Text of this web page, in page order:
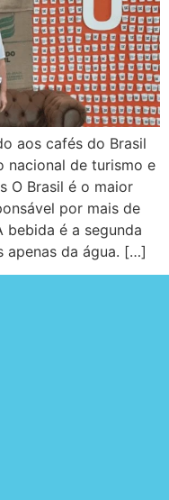
aos cafés do Brasil
nacional de turismo e
O Brasil é o maior
por mais de
bebida é a segunda
apenas da água. […]